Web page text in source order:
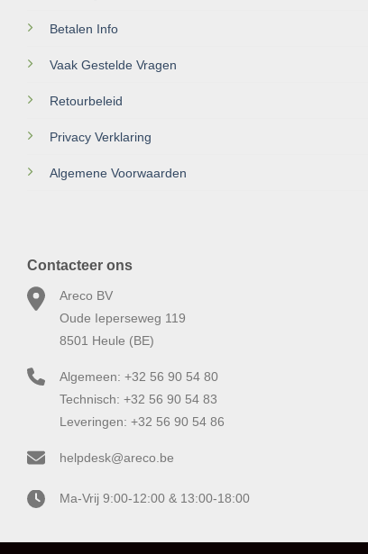
Betalen Info
Vaak Gestelde Vragen
Retourbeleid
Privacy Verklaring
Algemene Voorwaarden
Contacteer ons
Areco BV
Oude Ieperseweg 119
8501 Heule (BE)
Algemeen: +32 56 90 54 80
Technisch: +32 56 90 54 83
Leveringen: +32 56 90 54 86
helpdesk@areco.be
Ma-Vrij 9:00-12:00 & 13:00-18:00